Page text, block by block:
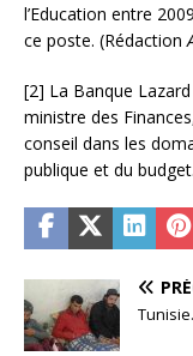
l’Education entre
ce poste. (Rédaction
[2] La Banque
ministre des
conseil dans les
publique et du